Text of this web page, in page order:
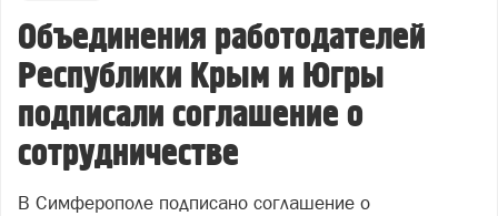
Объединения работодателей
Республики Крым и Югры
подписали соглашение о
сотрудничестве
В Симферополе подписано соглашение о